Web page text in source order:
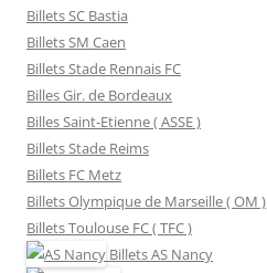
Billets SC Bastia
Billets SM Caen
Billets Stade Rennais FC
Billes Gir. de Bordeaux
Billes Saint-Etienne ( ASSE )
Billets Stade Reims
Billets FC Metz
Billets Olympique de Marseille ( OM )
Billets Toulouse FC ( TFC )
BilletsAS Nancy